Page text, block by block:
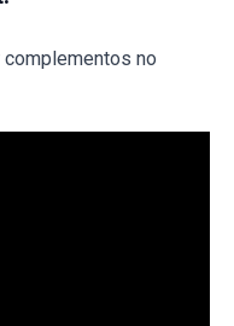
no